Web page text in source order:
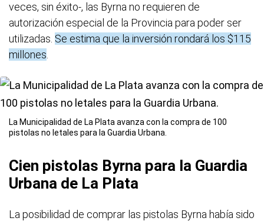
veces, sin éxito-, las Byrna no requieren de
autorización especial de la Provincia para poder ser
utilizadas. Se estima que la inversión rondará los $115
millones
La Municipalidad de La Plata avanza con la compra de 100
pistolas no letales para la Guardia Urbana.
Cien pistolas Byrna para la Guardia
Urbana de La Plata
La posibilidad de comprar las pistolas Byrna había sido